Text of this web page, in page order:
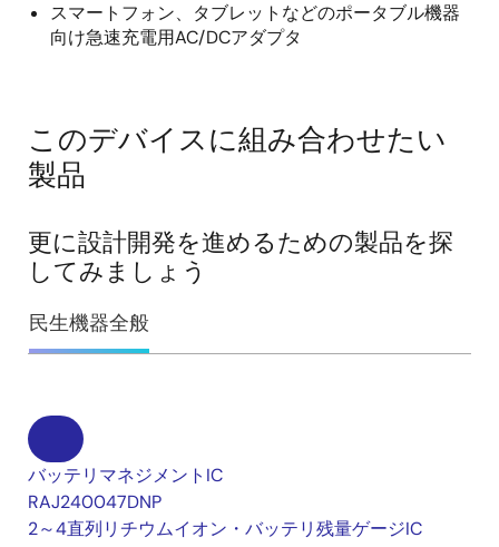
スマートフォン、タブレットなどのポータブル機器
向け急速充電用AC/DCアダプタ
このデバイスに組み合わせたい
製品
更に設計開発を進めるための製品を探
してみましょう
民生機器全般
バッテリマネジメントIC
RAJ240047DNP
2～4直列リチウムイオン・バッテリ残量ゲージIC